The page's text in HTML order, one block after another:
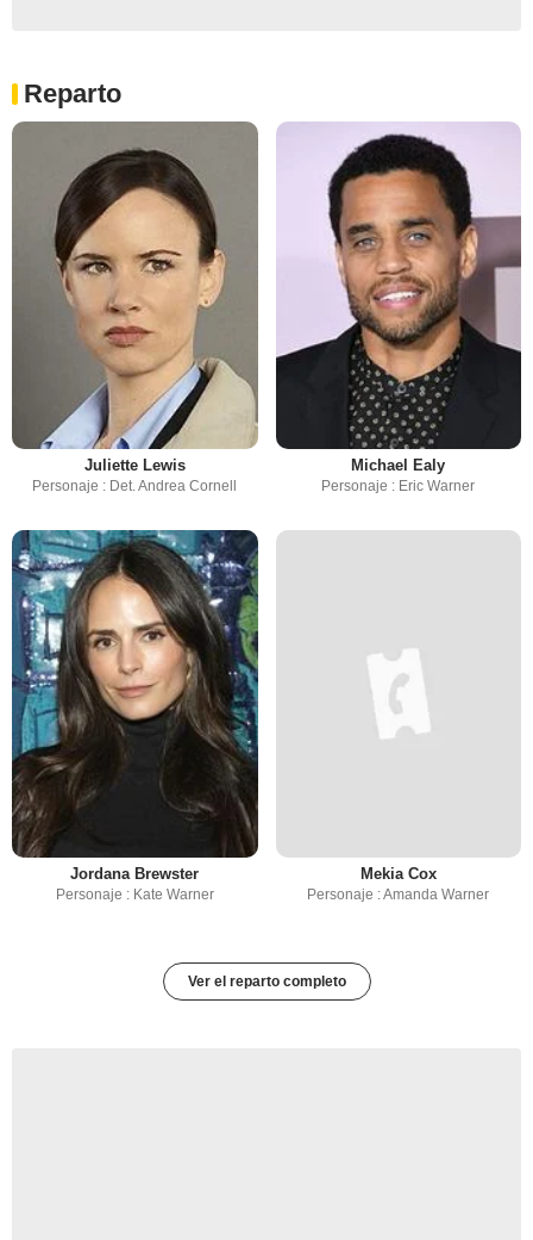
Reparto
Juliette Lewis
Personaje : Det. Andrea Cornell
Michael Ealy
Personaje : Eric Warner
Jordana Brewster
Personaje : Kate Warner
Mekia Cox
Personaje : Amanda Warner
Ver el reparto completo